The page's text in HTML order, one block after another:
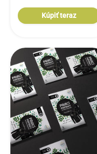
Kúpiť teraz